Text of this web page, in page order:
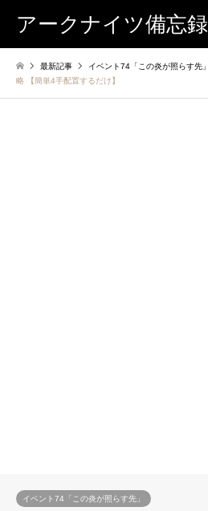
アークナイツ備忘録
最新記事 イベント74「この炎が照らす先」
略 【簡単4手配置するだけ】
イベント74「この炎が照らす先」